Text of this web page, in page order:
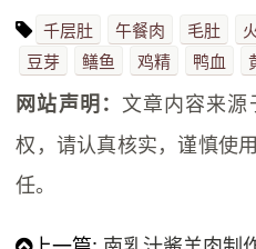
千层肚 午餐肉 毛肚
豆芽
鳝鱼 鸡精 鸭血
网站声明： 文章内容来
权，请认真核实，谨慎使
任。